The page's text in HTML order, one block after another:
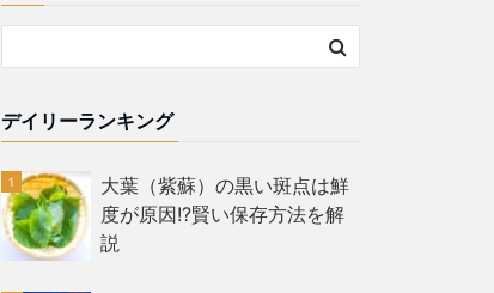
デイリーランキング
大葉（紫蘇）の黒い斑点は鮮
度が原因!?賢い保存方法を解
説